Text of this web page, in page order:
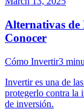
Alternativas de
Conocer
Cómo Invertir3
Invertir es una de
protegerlo contra la
de inversión.